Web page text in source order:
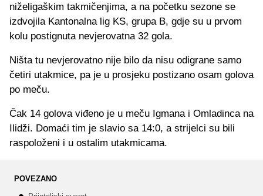
niželigaškim takmičenjima, a na početku sezone se
izdvojila Kantonalna lig KS, grupa B, gdje su u prvom
kolu postignuta nevjerovatna 32 gola.
Ništa tu nevjerovatno nije bilo da nisu odigrane samo
četiri utakmice, pa je u prosjeku postizano osam golova
po meču.
Čak 14 golova viđeno je u meču Igmana i Omladinca na
Ilidži. Domaći tim je slavio sa 14:0, a strijelci su bili
raspoloženi i u ostalim utakmicama.
POVEZANO